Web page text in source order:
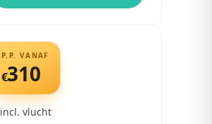
P.P. VANAF
€310
incl. vlucht